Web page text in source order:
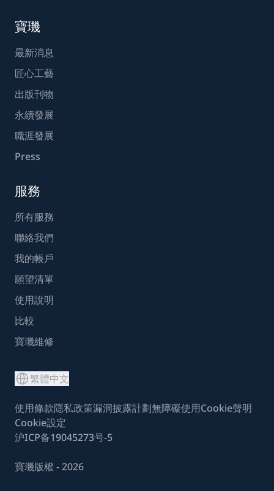
寶璣
最新消息
匠心工藝
出版刊物
永續發展
職涯發展
Press
服務
所有服務
聯絡我們
我的帳戶
願望清單
使用說明
比較
寶璣維修
繁體中文
使用條款隱私政策漏洞披露計劃無障礙使用Cookie聲明
Cookie設定
沪ICP备19045273号-5
寶璣版權 - 2026